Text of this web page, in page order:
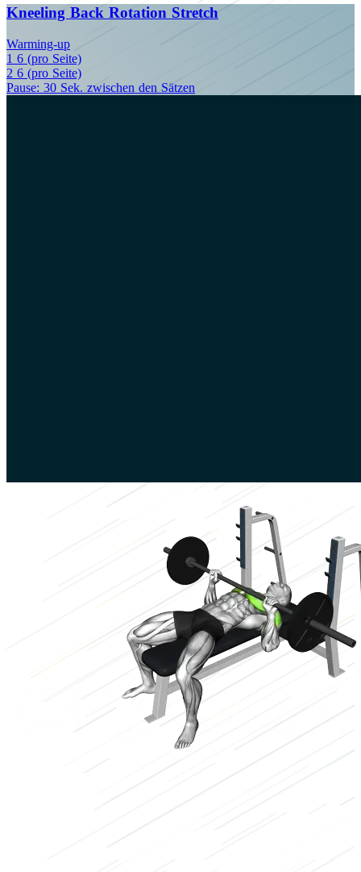
Kneeling Back Rotation Stretch
Warming-up
1 6 (pro Seite)
2 6 (pro Seite)
Pause: 30 Sek. zwischen den Sätzen